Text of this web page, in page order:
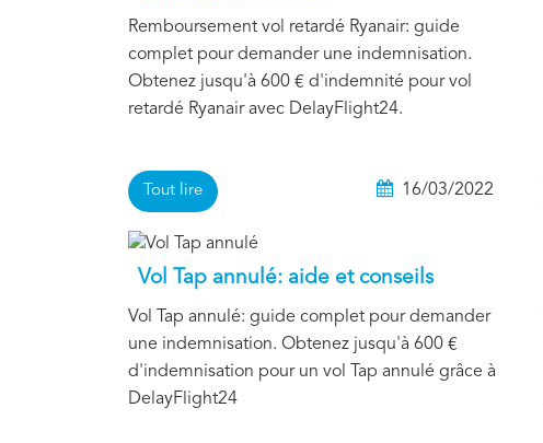
Remboursement vol retardé Ryanair: guide
complet pour demander une indemnisation.
Obtenez jusqu'à 600 € d'indemnité pour vol
retardé Ryanair avec DelayFlight24.
Tout lire 16/03/2022
Vol Tap annulé: aide et conseils
Vol Tap annulé: guide complet pour demander
une indemnisation. Obtenez jusqu'à 600 €
d'indemnisation pour un vol Tap annulé grâce à
DelayFlight24